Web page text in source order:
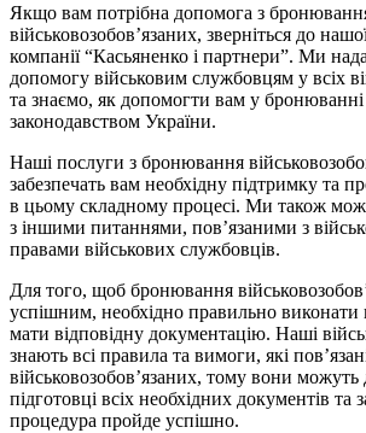
Якщо вам потрібна допомога з
військовозобов’язаних, зверніться до
компанії “Касьяненко і партнери”. Ми
допомогу військовим службовцям у всіх
та знаємо, як допомогти вам у бронюванні
законодавством України.
Наші послуги з бронювання
забезпечать вам необхідну підтримку та
в цьому складному процесі. Ми також
з іншими питаннями, пов’язаними з
правами військових службовців.
Для того, щоб бронювання
успішним, необхідно правильно виконати
мати відповідну документацію. Наші
знають всі правила та вимоги, які
військовозобов’язаних, тому вони
підготовці всіх необхідних документів та
процедура пройде успішно.